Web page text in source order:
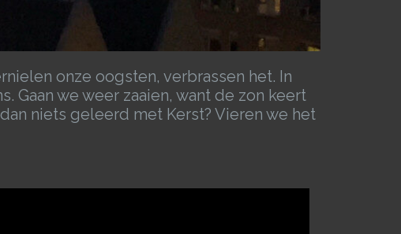
onze oogsten, verbrassen het. In
Gaan we weer zaaien, want de zon keert
niets geleerd met Kerst? Vieren we het